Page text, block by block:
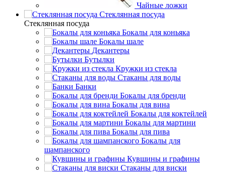
Чайные ложки
Стеклянная посуда
Стеклянная посуда
Бокалы для коньяка
Бокалы шале
Декантеры
Бутылки
Кружки из стекла
Стаканы для воды
Банки
Бокалы для бренди
Бокалы для вина
Бокалы для коктейлей
Бокалы для мартини
Бокалы для пива
Бокалы для
шампанского
Кувшины и графины
Стаканы для виски